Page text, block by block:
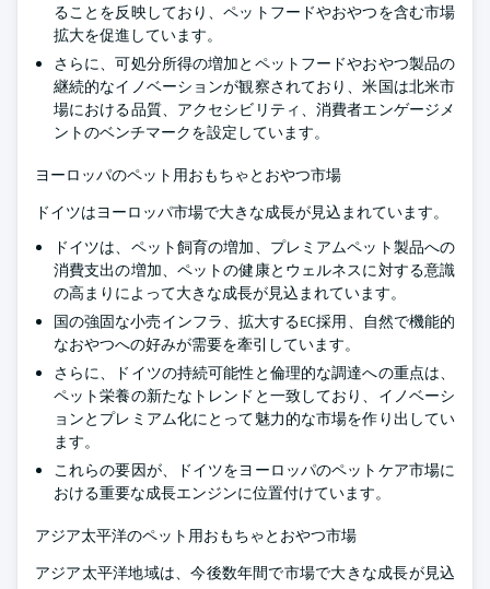
ることを反映しており、ペットフードやおやつを含む市場
拡大を促進しています。
さらに、可処分所得の増加とペットフードやおやつ製品の
継続的なイノベーションが観察されており、米国は北米市
場における品質、アクセシビリティ、消費者エンゲージメ
ントのベンチマークを設定しています。
ヨーロッパのペット用おもちゃとおやつ市場
ドイツはヨーロッパ市場で大きな成長が見込まれています。
ドイツは、ペット飼育の増加、プレミアムペット製品への
消費支出の増加、ペットの健康とウェルネスに対する意識
の高まりによって大きな成長が見込まれています。
国の強固な小売インフラ、拡大するEC採用、自然で機能的
なおやつへの好みが需要を牽引しています。
さらに、ドイツの持続可能性と倫理的な調達への重点は、
ペット栄養の新たなトレンドと一致しており、イノベーシ
ョンとプレミアム化にとって魅力的な市場を作り出してい
ます。
これらの要因が、ドイツをヨーロッパのペットケア市場に
おける重要な成長エンジンに位置付けています。
アジア太平洋のペット用おもちゃとおやつ市場
アジア太平洋地域は、今後数年間で市場で大きな成長が見込